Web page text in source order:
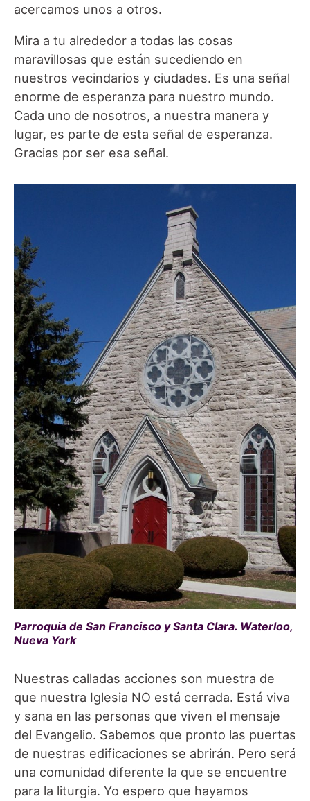
acercamos unos a otros.
Mira a tu alrededor a todas las cosas
maravillosas que están sucediendo en
nuestros vecindarios y ciudades. Es una señal
enorme de esperanza para nuestro mundo.
Cada uno de nosotros, a nuestra manera y
lugar, es parte de esta señal de esperanza.
Gracias por ser esa señal.
Parroquia de San Francisco y Santa Clara. Waterloo,
Nueva York
Nuestras calladas acciones son muestra de
que nuestra Iglesia NO está cerrada. Está viva
y sana en las personas que viven el mensaje
del Evangelio. Sabemos que pronto las puertas
de nuestras edificaciones se abrirán. Pero será
una comunidad diferente la que se encuentre
para la liturgia. Yo espero que hayamos